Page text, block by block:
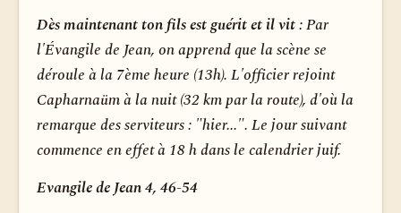
Dès maintenant ton fils est guérit et il vit :Par
l'Évangile de Jean, on apprend que la scène se
déroule à la 7ème heure (13h). L'officier rejoint
Capharnaüm à la nuit (32 km par la route), d'où la
remarque des serviteurs : "hier...". Le jour suivant
commence en effet à 18 h dans le calendrier juif.
Evangile de Jean 4, 46-54